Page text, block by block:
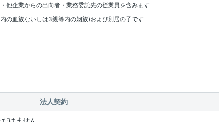
他企業からの出向者・業務委託先の従業員を含みます
の血族ないしは3親等内の姻族)および別居の子です
法人契約
けません